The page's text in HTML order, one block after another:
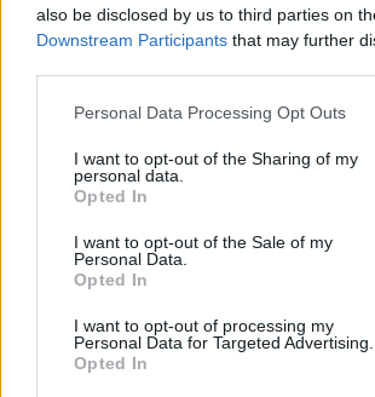
also be disclosed by us to third parties on
Downstream Participants that may further
Personal Data Processing Opt Outs
I want to opt-out of the Sharing of my
personal data.
Opted In
I want to opt-out of the Sale of my
Personal Data.
Opted In
I want to opt-out of processing my
Personal Data for Targeted Advertising.
Opted In